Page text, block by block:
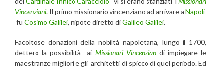
Vincenziani. Il primo missionario vincenziano ad arrivare a Napoli
fu Cosimo Galilei, nipote diretto diGalileo Galilei.
Facoltose donazioni della nobiltà napoletana, lungo il 1700,
dettero la possibilità ai Missionari Vincenziandi impiegare le
maestranze migliori e gli architetti di spicco di quel periodo. Ed